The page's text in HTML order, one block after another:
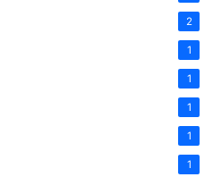
2
1
1
1
1
1